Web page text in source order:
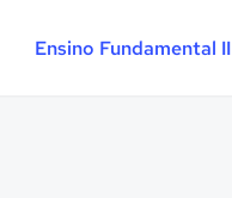
Ensino Fundamental II